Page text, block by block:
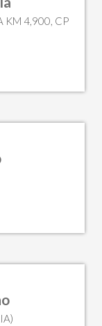
KM 4,900, CP